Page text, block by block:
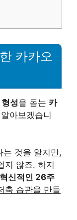
카카오
성을 돕는 카
아보겠습니
는 것을 알지만,
지 않죠. 하지
신적인 26주
축 습관을 만들